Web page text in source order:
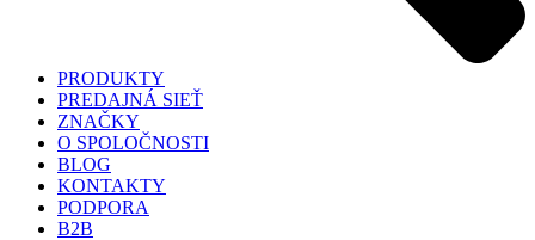
PRODUKTY
PREDAJNÁ SIEŤ
ZNAČKY
O SPOLOČNOSTI
BLOG
KONTAKTY
PODPORA
B2B